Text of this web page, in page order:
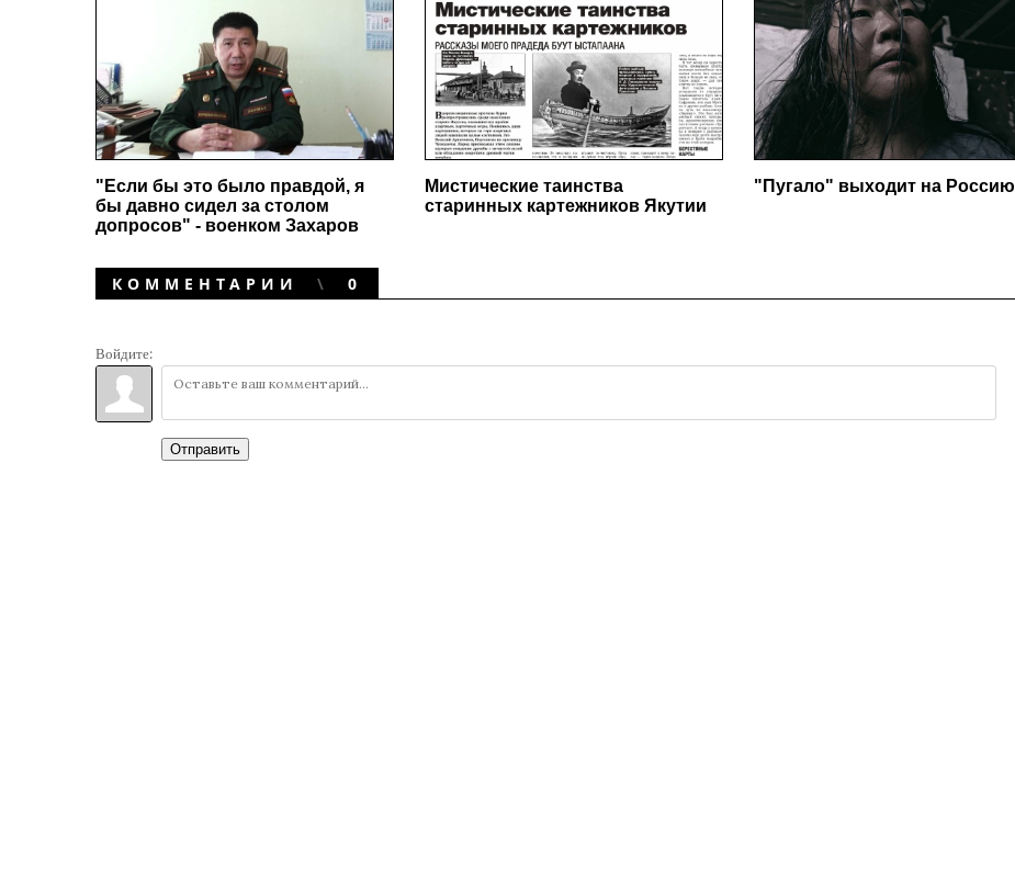
"Если бы это было правдой, я
бы давно сидел за столом
допросов" - военком Захаров
Мистические таинства
старинных картежников Якутии
"Пугало" выходит на Россию
КОММЕНТАРИИ 0
Войдите:
Отправить